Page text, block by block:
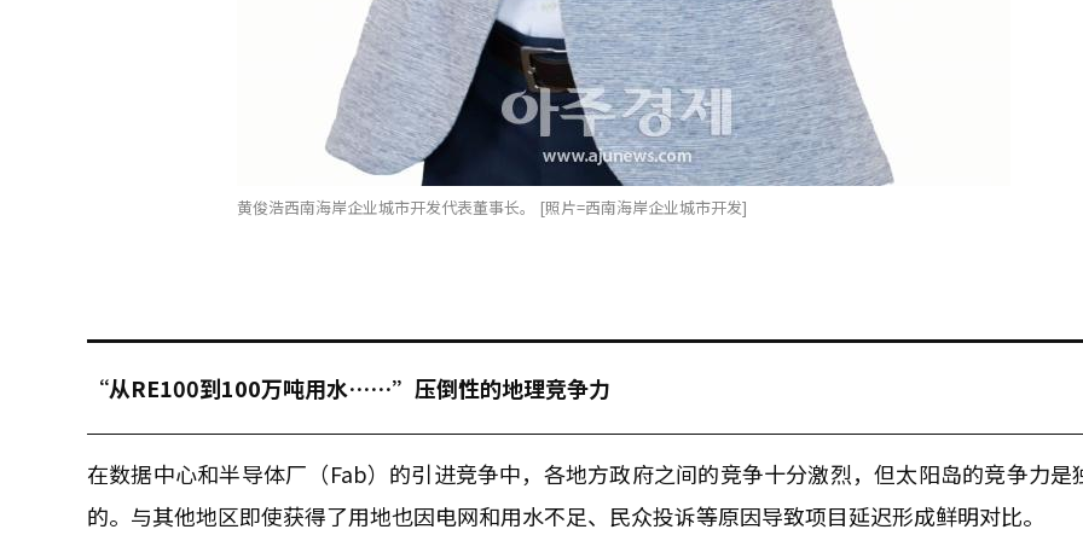
黄俊浩西南海岸企业城市开发代表董事长。 [照片=西南海岸企业城市开发]
“从RE100到100万吨用水……”压倒性的地理竞争力
在数据中心和半导体厂（Fab）的引进竞争中，各地方政府之间的竞争十分激烈，但太阳岛的竞争力是
的。与其他地区即使获得了用地也因电网和用水不足、民众投诉等原因导致项目延迟形成鲜明对比。